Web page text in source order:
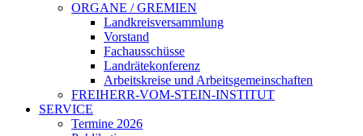
ORGANE / GREMIEN
Landkreisversammlung
Vorstand
Fachausschüsse
Landrätekonferenz
Arbeitskreise und Arbeitsgemeinschaften
FREIHERR-VOM-STEIN-INSTITUT
SERVICE
Termine 2026